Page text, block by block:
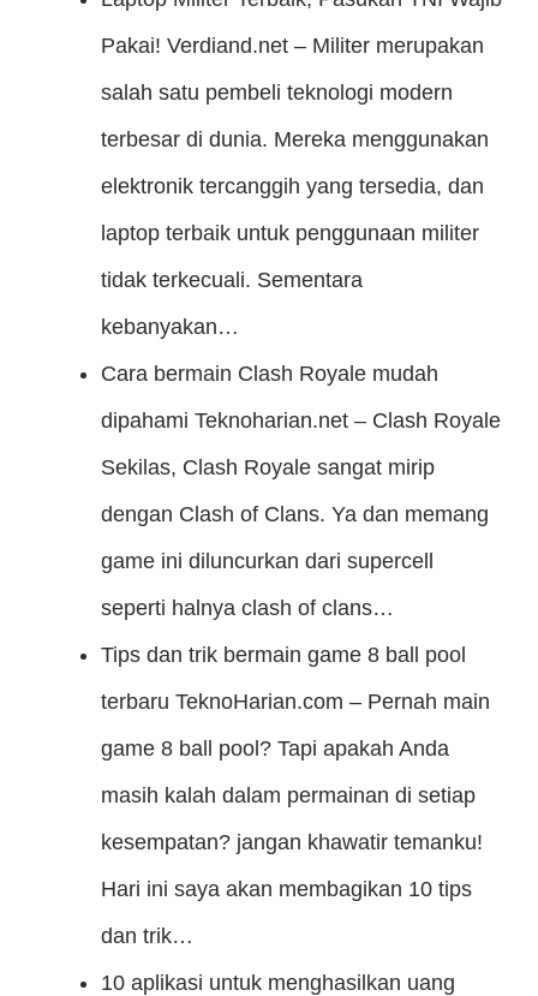
Pakai! Verdiand.net – Militer merupakan
salah satu pembeli teknologi modern
terbesar di dunia. Mereka menggunakan
elektronik tercanggih yang tersedia, dan
laptop terbaik untuk penggunaan militer
tidak terkecuali. Sementara
kebanyakan…
Cara bermain Clash Royale mudah
dipahami Teknoharian.net – Clash Royale
Sekilas, Clash Royale sangat mirip
dengan Clash of Clans. Ya dan memang
game ini diluncurkan dari supercell
seperti halnya clash of clans…
Tips dan trik bermain game 8 ball pool
terbaru TeknoHarian.com – Pernah main
game 8 ball pool? Tapi apakah Anda
masih kalah dalam permainan di setiap
kesempatan? jangan khawatir temanku!
Hari ini saya akan membagikan 10 tips
dan trik…
10 aplikasi untuk menghasilkan uang